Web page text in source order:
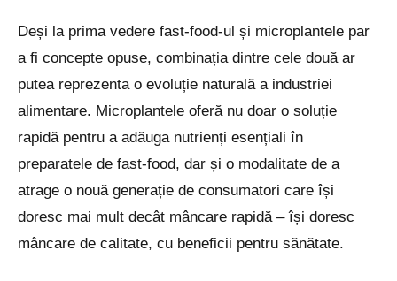
Deși la prima vedere fast-food-ul și microplantele par
a fi concepte opuse, combinația dintre cele două ar
putea reprezenta o evoluție naturală a industriei
alimentare. Microplantele oferă nu doar o soluție
rapidă pentru a adăuga nutrienți esențiali în
preparatele de fast-food, dar și o modalitate de a
atrage o nouă generație de consumatori care își
doresc mai mult decât mâncare rapidă – își doresc
mâncare de calitate, cu beneficii pentru sănătate.